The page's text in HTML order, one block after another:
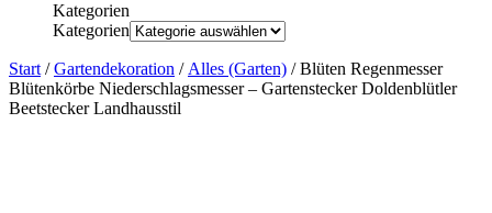
Kategorien
Kategorien
Start /Gartendekoration / Alles (Garten) / Blüten Regenmesser
Blütenkörbe Niederschlagsmesser – Gartenstecker Doldenblütler
Beetstecker Landhausstil